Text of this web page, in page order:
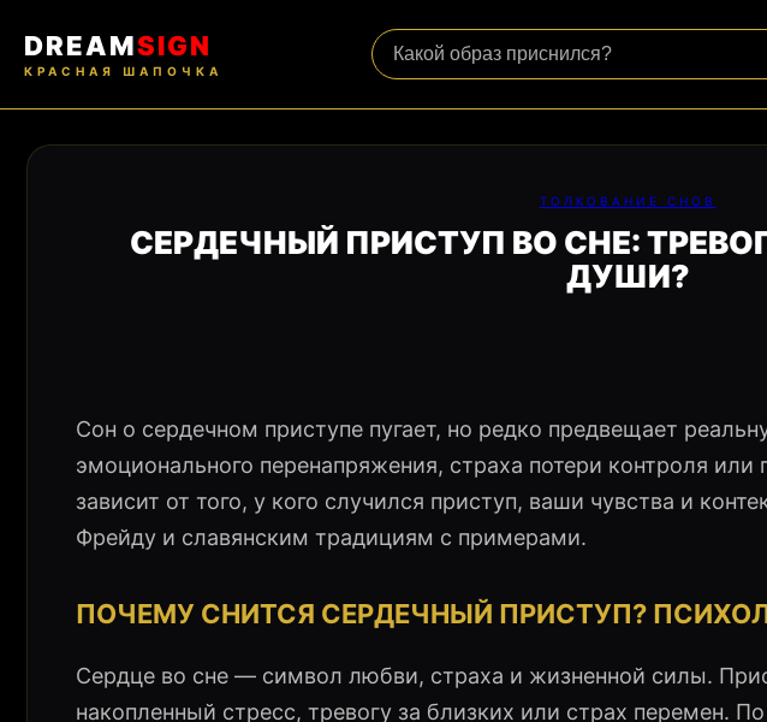
DREAMSIGN
КРАСНАЯ ШАПОЧКА
ТОЛКОВАНИЕ СНОВ
СЕРДЕЧНЫЙ ПРИСТУП ВО СНЕ:
ДУШИ?
Сон о сердечном приступе пугает, но редко предвещает
эмоционального перенапряжения, страха потери контроля
зависит от того, у кого случился приступ, ваши чувства и
Фрейду и славянским традициям с примерами.
ПОЧЕМУ СНИТСЯ СЕРДЕЧНЫЙ ПРИСТУП?
Сердце во сне — символ любви, страха и жизненной силы.
накопленный стресс, тревогу за близких или страх перемен.